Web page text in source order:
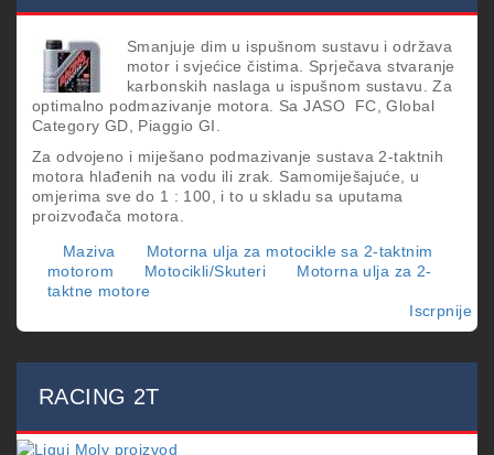
Smanjuje dim u ispušnom sustavu i održava
motor i svjećice čistima. Sprječava stvaranje
karbonskih naslaga u ispušnom sustavu. Za
optimalno podmazivanje motora. Sa JASO FC, Global
Category GD, Piaggio GI.
Za odvojeno i miješano podmazivanje sustava 2-taktnih
motora hlađenih na vodu ili zrak. Samomiješajuće, u
omjerima sve do 1 : 100, i to u skladu sa uputama
proizvođača motora.
Maziva
Motorna ulja za motocikle sa 2-taktnim
motorom
Motocikli/Skuteri
Motorna ulja za 2-
taktne motore
Iscrpnije
RACING 2T